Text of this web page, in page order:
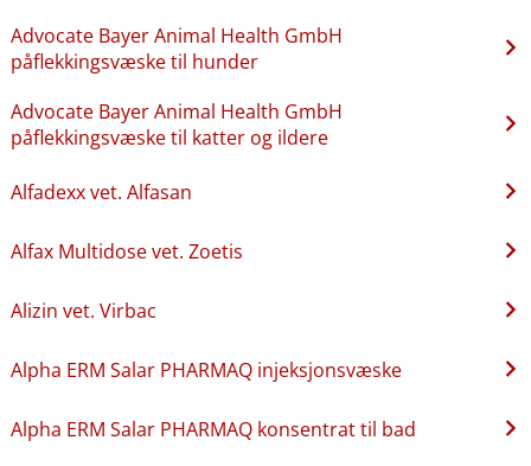
Advocate Bayer Animal Health GmbH
påflekkingsvæske til hunder
Advocate Bayer Animal Health GmbH
påflekkingsvæske til katter og ildere
Alfadexx vet. Alfasan
Alfax Multidose vet. Zoetis
Alizin vet. Virbac
Alpha ERM Salar PHARMAQ injeksjonsvæske
Alpha ERM Salar PHARMAQ konsentrat til bad